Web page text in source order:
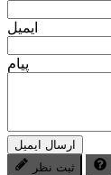
ایمیل
پیام
ارسال ایمیل
ثبت نظر